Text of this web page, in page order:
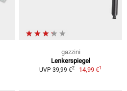
gazzini
Lenkerspiegel
UVP 39,99 €2 14,99 €1